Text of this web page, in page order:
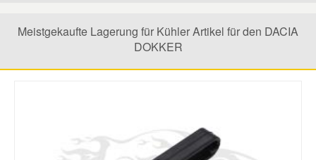
Meistgekaufte Lagerung für Kühler Artikel für den DACIA
DOKKER
Kia Ersatzteile
Lancia Ersatzteile
Mercedes Ersatzteile